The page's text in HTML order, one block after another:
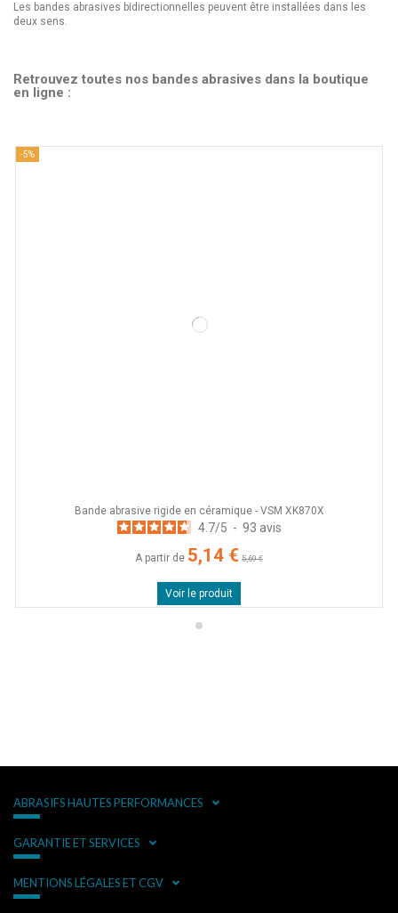
Les bandes abrasives bidirectionnelles peuvent être installées dans les
deux sens.
Retrouvez toutes nos bandes abrasives dans la boutique
en ligne :
-5%
Bande abrasive rigide en céramique - VSM XK870X
4.7/5 - 93 avis
A partir de 5,14 € 5,69 €
Voir le produit
ABRASIFS HAUTES PERFORMANCES
GARANTIE ET SERVICES
MENTIONS LÉGALES ET CGV